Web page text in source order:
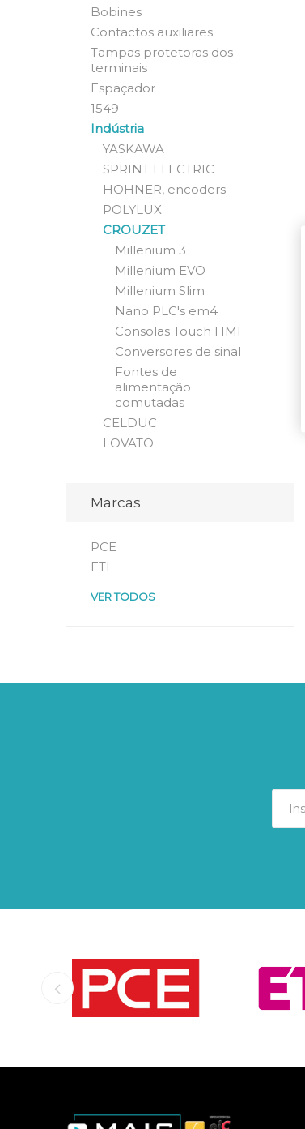
Bobines
Contactos auxiliares
Tampas protetoras dos
terminais
Espaçador
1549
Indústria
YASKAWA
SPRINT ELECTRIC
HOHNER, encoders
POLYLUX
CROUZET
Millenium 3
Millenium EVO
Millenium Slim
Nano PLC's em4
Consolas Touch HMI
Conversores de sinal
Fontes de
alimentação
comutadas
CELDUC
LOVATO
Marcas
PCE
ETI
VER TODOS